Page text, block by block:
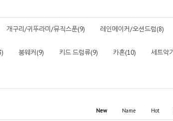
개구리/귀뚜라미/뮤직스푼(9) 레인메이커/오션드럼(8)
붐웨커(9) 키드 드럼류(9) 카혼(10) 세트악기
New Name Hot